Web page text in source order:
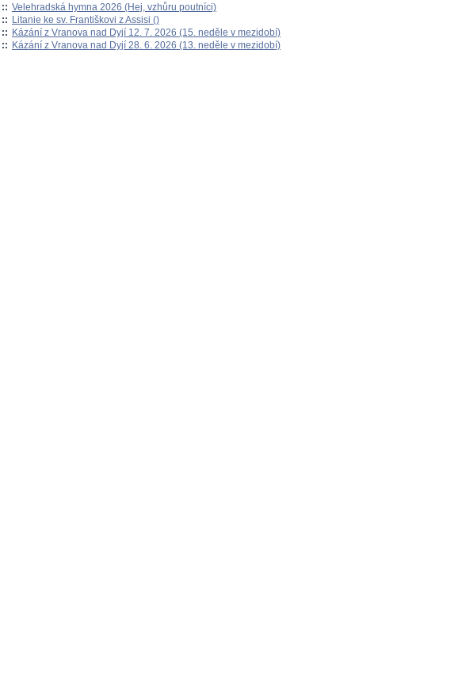
:: Velehradská hymna 2026 (Hej, vzhůru poutníci)
:: Litanie ke sv. Františkovi z Assisi ()
:: Kázání z Vranova nad Dyjí 12. 7. 2026 (15. neděle v mezidobí)
:: Kázání z Vranova nad Dyjí 28. 6. 2026 (13. neděle v mezidobí)